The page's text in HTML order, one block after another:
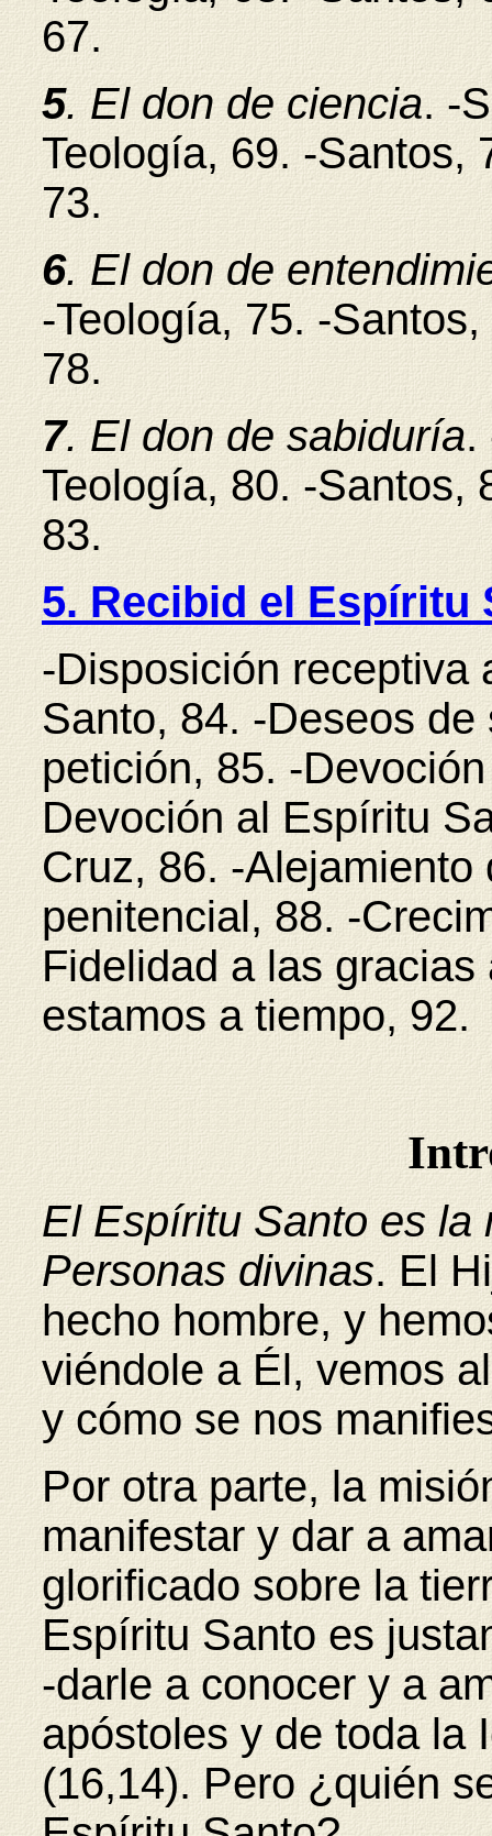
67.
5. El don de ciencia. -
Teología, 69. -Santos,
73.
6. El don de
-Teología, 75. -
78.
7. El don de sabiduría.
Teología, 80. -Santos,
83.
5. Recibid el Espíritu
-Disposición receptiva
Santo, 84. -Deseos
petición, 85. -
Devoción al Espíritu
Cruz, 86. -
penitencial, 88. -
Fidelidad a las
estamos a tiempo, 92.
El Espíritu Santo es la
Personas divinas. El
hecho hombre, y
viéndole a Él, vemos
y cómo se nos
Por otra parte, la
manifestar y dar a
glorificado sobre la
Espíritu Santo es
-darle a conocer y a
apóstoles y de toda la
(16,14). Pero ¿quién